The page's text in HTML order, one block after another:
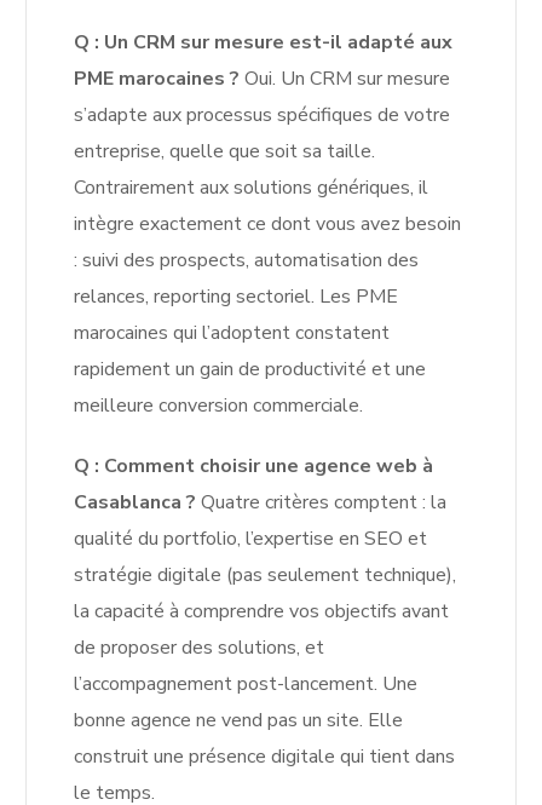
Q : Un CRM sur mesure est-il adapté aux
PME marocaines ? Oui. Un CRM sur mesure
s’adapte aux processus spécifiques de votre
entreprise, quelle que soit sa taille.
Contrairement aux solutions génériques, il
intègre exactement ce dont vous avez besoin
: suivi des prospects, automatisation des
relances, reporting sectoriel. Les PME
marocaines qui l’adoptent constatent
rapidement un gain de productivité et une
meilleure conversion commerciale.
Q : Comment choisir une agence web à
Casablanca ? Quatre critères comptent : la
qualité du portfolio, l’expertise en SEO et
stratégie digitale (pas seulement technique),
la capacité à comprendre vos objectifs avant
de proposer des solutions, et
l’accompagnement post-lancement. Une
bonne agence ne vend pas un site. Elle
construit une présence digitale qui tient dans
le temps.